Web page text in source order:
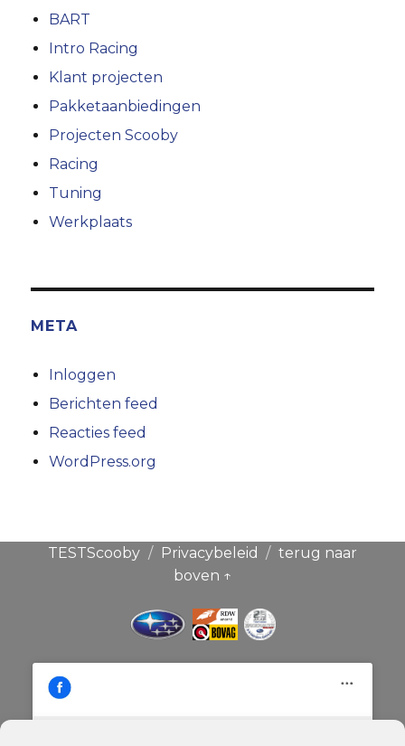
BART
Intro Racing
Klant projecten
Pakketaanbiedingen
Projecten Scooby
Racing
Tuning
Werkplaats
META
Inloggen
Berichten feed
Reacties feed
WordPress.org
TESTScooby Privacybeleid
terug naar
boven ↑